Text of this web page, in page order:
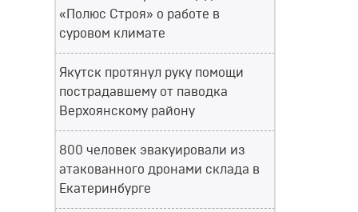
«Полюс Строя» о работе в
суровом климате
Якутск протянул руку помощи
пострадавшему от паводка
Верхоянскому району
800 человек эвакуировали из
атакованного дронами склада в
Екатеринбурге